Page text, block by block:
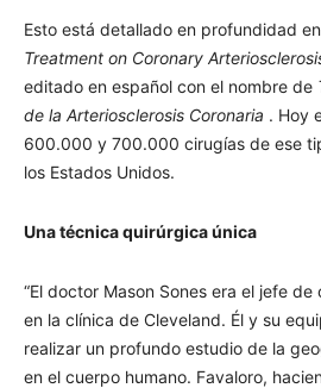
Esto está detallado en profundidad
Treatment on Coronary
editado en español con el nombre de
de la Arteriosclerosis Coronaria . Hoy
600.000 y 700.000 cirugías de ese
los Estados Unidos.
Una técnica quirúrgica única
“El doctor Mason Sones era el jefe
en la clínica de Cleveland. Él y su
realizar un profundo estudio de la
en el cuerpo humano. Favaloro,